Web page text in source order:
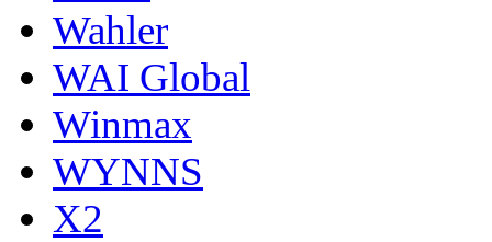
Wahler
WAI Global
Winmax
WYNNS
X2